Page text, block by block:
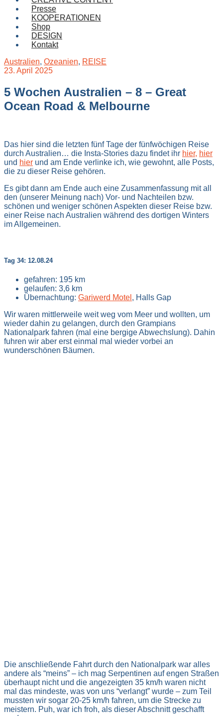
Presse
KOOPERATIONEN
Shop
DESIGN
Kontakt
Australien, Ozeanien, REISE
23. April 2025
5 Wochen Australien – 8 – Great
Ocean Road & Melbourne
Das hier sind die letzten fünf Tage der fünfwöchigen Reise
durch Australien… die Insta-Stories dazu findet ihr hier, hier
und hier und am Ende verlinke ich, wie gewohnt, alle Posts,
die zu dieser Reise gehören.
Es gibt dann am Ende auch eine Zusammenfassung mit all
den (unserer Meinung nach) Vor- und Nachteilen bzw.
schönen und weniger schönen Aspekten dieser Reise bzw.
einer Reise nach Australien während des dortigen Winters
im Allgemeinen.
Tag 34: 12.08.24
gefahren: 195 km
gelaufen: 3,6 km
Übernachtung: Gariwerd Motel , Halls Gap
Wir waren mittlerweile weit weg vom Meer und wollten, um
wieder dahin zu gelangen, durch den Grampians
Nationalpark fahren (mal eine bergige Abwechslung). Dahin
fuhren wir aber erst einmal mal wieder vorbei an
wunderschönen Bäumen.
Die anschließende Fahrt durch den Nationalpark war alles
andere als “meins” – ich mag Serpentinen auf engen Straßen
überhaupt nicht und die angezeigten 35 km/h waren nicht
mal das mindeste, was von uns “verlangt” wurde – zum Teil
mussten wir sogar 20-25 km/h fahren, um die Strecke zu
meistern. Puh, war ich froh, als dieser Abschnitt geschafft